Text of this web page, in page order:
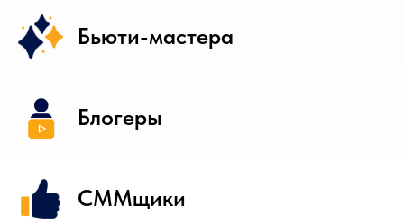
Бьюти-мастера
Блогеры
СММщики